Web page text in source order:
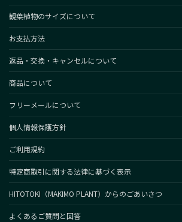
観葉植物のサイズについて
お支払方法
返品・交換・キャンセルについて
商品について
フリーメールについて
個人情報保護方針
ご利用規約
特定商取引に関する法律に基づく表示
HITOTOKI（MAKIMO PLANT）からのごあいさつ
よくあるご質問と回答